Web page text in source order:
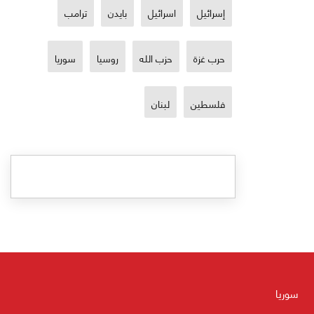
إسرائيل اسرائيل بايدن ترامب
حرب غزة حزب الله روسيا سوريا
فلسطين لبنان
سوريا